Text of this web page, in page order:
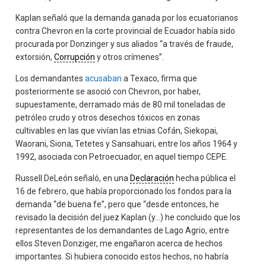
Kaplan señaló que la demanda ganada por los ecuatorianos
contra Chevron en la corte provincial de Ecuador había sido
procurada por Donzinger y sus aliados “a través de fraude,
extorsión,Corrupción y otros crímenes”.
Los demandantesacusabana Texaco, firma que
posteriormente se asoció con Chevron, por haber,
supuestamente, derramado más de 80 mil toneladas de
petróleo crudo y otros desechos tóxicos en zonas
cultivables en las que vivían las etnias Cofán, Siekopai,
Waorani, Siona, Tetetes y Sansahuari, entre los años 1964 y
1992, asociada con Petroecuador, en aquel tiempo CEPE.
Russell DeLeón señaló, en unaDeclaración hecha pública el
16 de febrero, que había proporcionado los fondos para la
demanda “de buena fe”, pero que “desde entonces, he
revisado la decisión del juez Kaplan (y…) he concluido que los
representantes de los demandantes de Lago Agrio, entre
ellos Steven Donziger, me engañaron acerca de hechos
importantes. Si hubiera conocido estos hechos, no habría